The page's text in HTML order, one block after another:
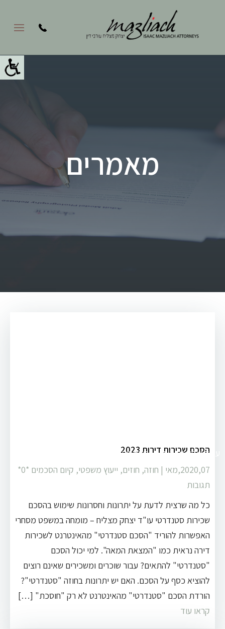
עו"ד יצחק מצליח > מאמרים
מאמרים
הסכם שכירות דירות 2023
2020,07,מאי
| חוזה, חוזים, ייעוץ משפטי, קיום הסכמים
‏*0*
תגובות
כל מה שרצית לדעת על יתרונות וחסרונות שימוש בהסכם
שכירות סטנדרטי עו"ד יצחק מצליח – מומחה במשפט מסחרי
האפשרות להוריד "הסכם סטנדרטי" מהאינטרנט לשכירות
דירה נראית כמו "המצאת המאה". למי יכול הסכם
"סטנדרטי" להתאים? עבור שוכרים ומשכירים שאינם רוצים
להוציא כסף על הסכם. האם יש יתרונות בחוזה "סטנדרטי"?
הורדת הסכם "סטנדרטי" מהאינטרנט לא רק "חוסכת" […]
קראו עוד